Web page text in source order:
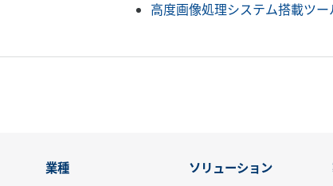
高度画像処理システム搭載ツー
業種 ソリューション